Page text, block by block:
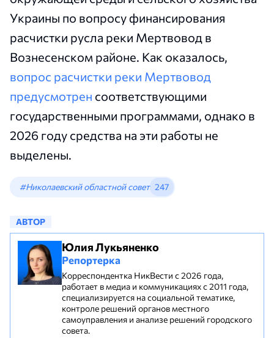
Украины по вопросу финансирования
расчистки русла реки Мертвовод в
Вознесенском районе. Как оказалось,
вопрос расчистки реки Мертвовод
предусмотрен соответствующими
государственными программами, однако в
2026 году средства на эти работы не
выделены.
#Николаевский областной совет 247
АВТОР
Юлия Лукьяненко
Репортерка
Корреспондентка НикВести с 2026 года,
работает в медиа и коммуникациях с 2011 года,
специализируется на социальной тематике,
контроле решений органов местного
самоуправления и анализе решений городского
совета.